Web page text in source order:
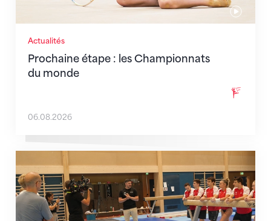
Actualités
Prochaine étape : les Championnats
du monde
06.08.2026
En route pour Zagreb avec des objectifs clairs